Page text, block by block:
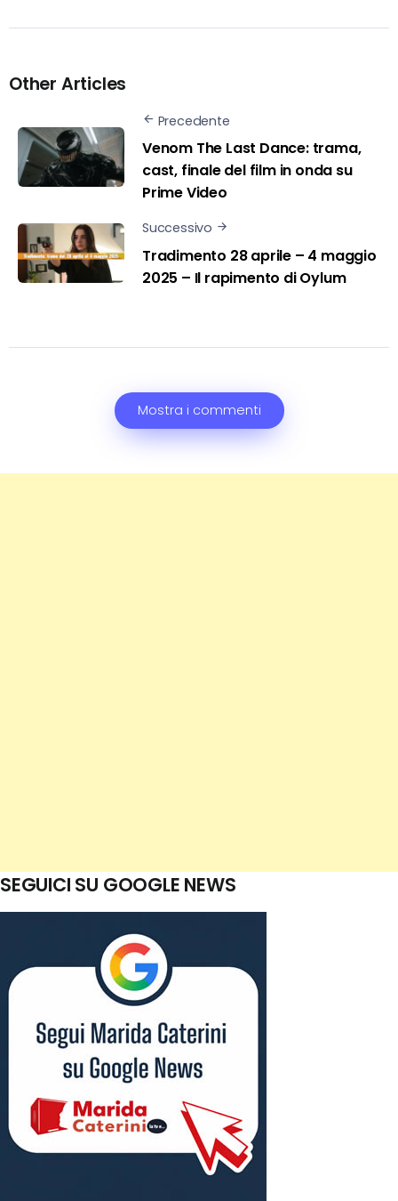
Other Articles
Precedente
Venom The Last Dance: trama,
cast, finale del film in onda su
Prime Video
Successivo
Tradimento 28 aprile – 4 maggio
2025 – Il rapimento di Oylum
Mostra i commenti
SEGUICI SU GOOGLE NEWS